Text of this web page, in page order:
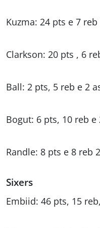
Kuzma: 24 pts e 7 reb
Clarkson: 20 pts , 6
Ball: 2 pts, 5 reb e 2
Bogut: 6 pts, 10 reb e
Randle: 8 pts e 8 reb
Sixers
Embiid: 46 pts, 15